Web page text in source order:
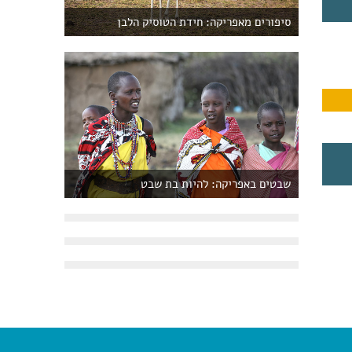
סיפורים מאפריקה: חידת הטוסיק הלבן
שבטים באפריקה: להיות בת שבט